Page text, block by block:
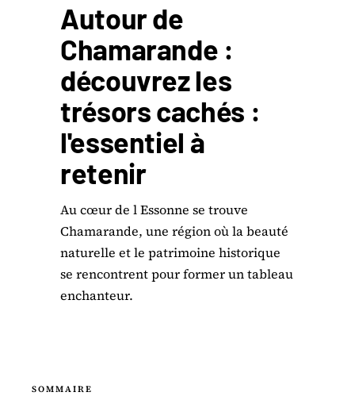
Autour de
Chamarande :
découvrez les
trésors cachés :
l'essentiel à
retenir
Au cœur de l Essonne se trouve
Chamarande, une région où la beauté
naturelle et le patrimoine historique
se rencontrent pour former un tableau
enchanteur.
SOMMAIRE